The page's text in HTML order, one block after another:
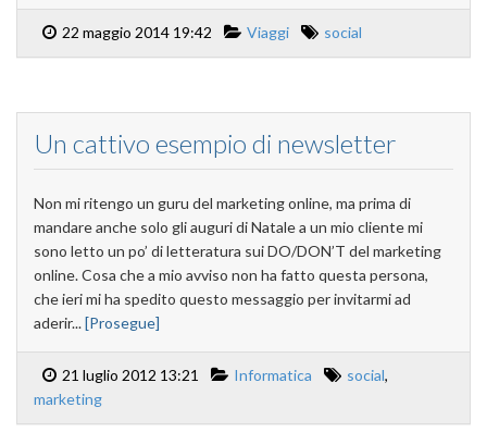
22 maggio 2014 19:42 Viaggi social
Un cattivo esempio di newsletter
Non mi ritengo un guru del marketing online, ma prima di
mandare anche solo gli auguri di Natale a un mio cliente mi
sono letto un po’ di letteratura sui DO/DON’T del marketing
online. Cosa che a mio avviso non ha fatto questa persona,
che ieri mi ha spedito questo messaggio per invitarmi ad
aderir...[Prosegue]
21 luglio 2012 13:21 Informatica social,
marketing